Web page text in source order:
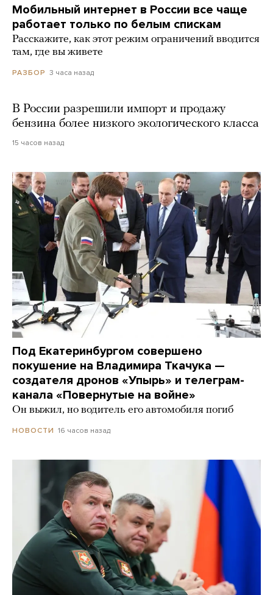
Мобильный интернет в России все чаще
работает только по белым спискам
Расскажите, как этот режим ограничений вводится
там, где вы живете
РАЗБОР 3 часа назад
В России разрешили импорт и продажу
бензина более низкого экологического класса
15 часов назад
Под Екатеринбургом совершено
покушение на Владимира Ткачука —
создателя дронов «Упырь» и телеграм-
канала «Повернутые на войне»
Он выжил, но водитель его автомобиля погиб
НОВОСТИ 16 часов назад